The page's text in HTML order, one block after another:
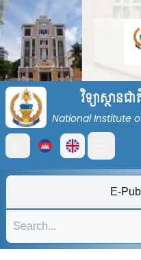
វិទ្យាស្ថានជ
National Institute
Open
E-